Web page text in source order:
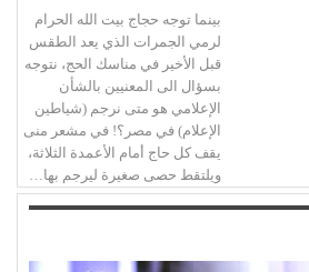
بينما توجه حجاج بيت الله الحرام
لرمي الجمرات الذي يعد الطقس
قبل الأخير في مناسك الحج، نتوجه
بسؤال الى المعنيين بالشأن
الإعلامي هو متى نرجم (شياطين
الإعلام) في مصر؟! في مشعر منى
يقف كل حاج أمام الأعمدة الثلاثة،
ويلتقط حصى صغيرة ليرجم بها…